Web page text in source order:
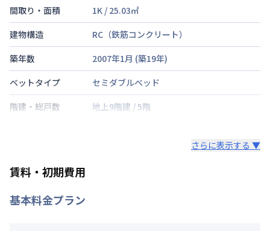
間取り・面積
1K / 25.03㎡
建物構造
RC（鉄筋コンクリート）
築年数
2007年1月 (築19年)
ベットタイプ
セミダブルベッド
階建・総戸数
地上9階建 /5階
禁煙・喫煙
さらに表示する ▼
賃料・初期費用
基本料金プラン